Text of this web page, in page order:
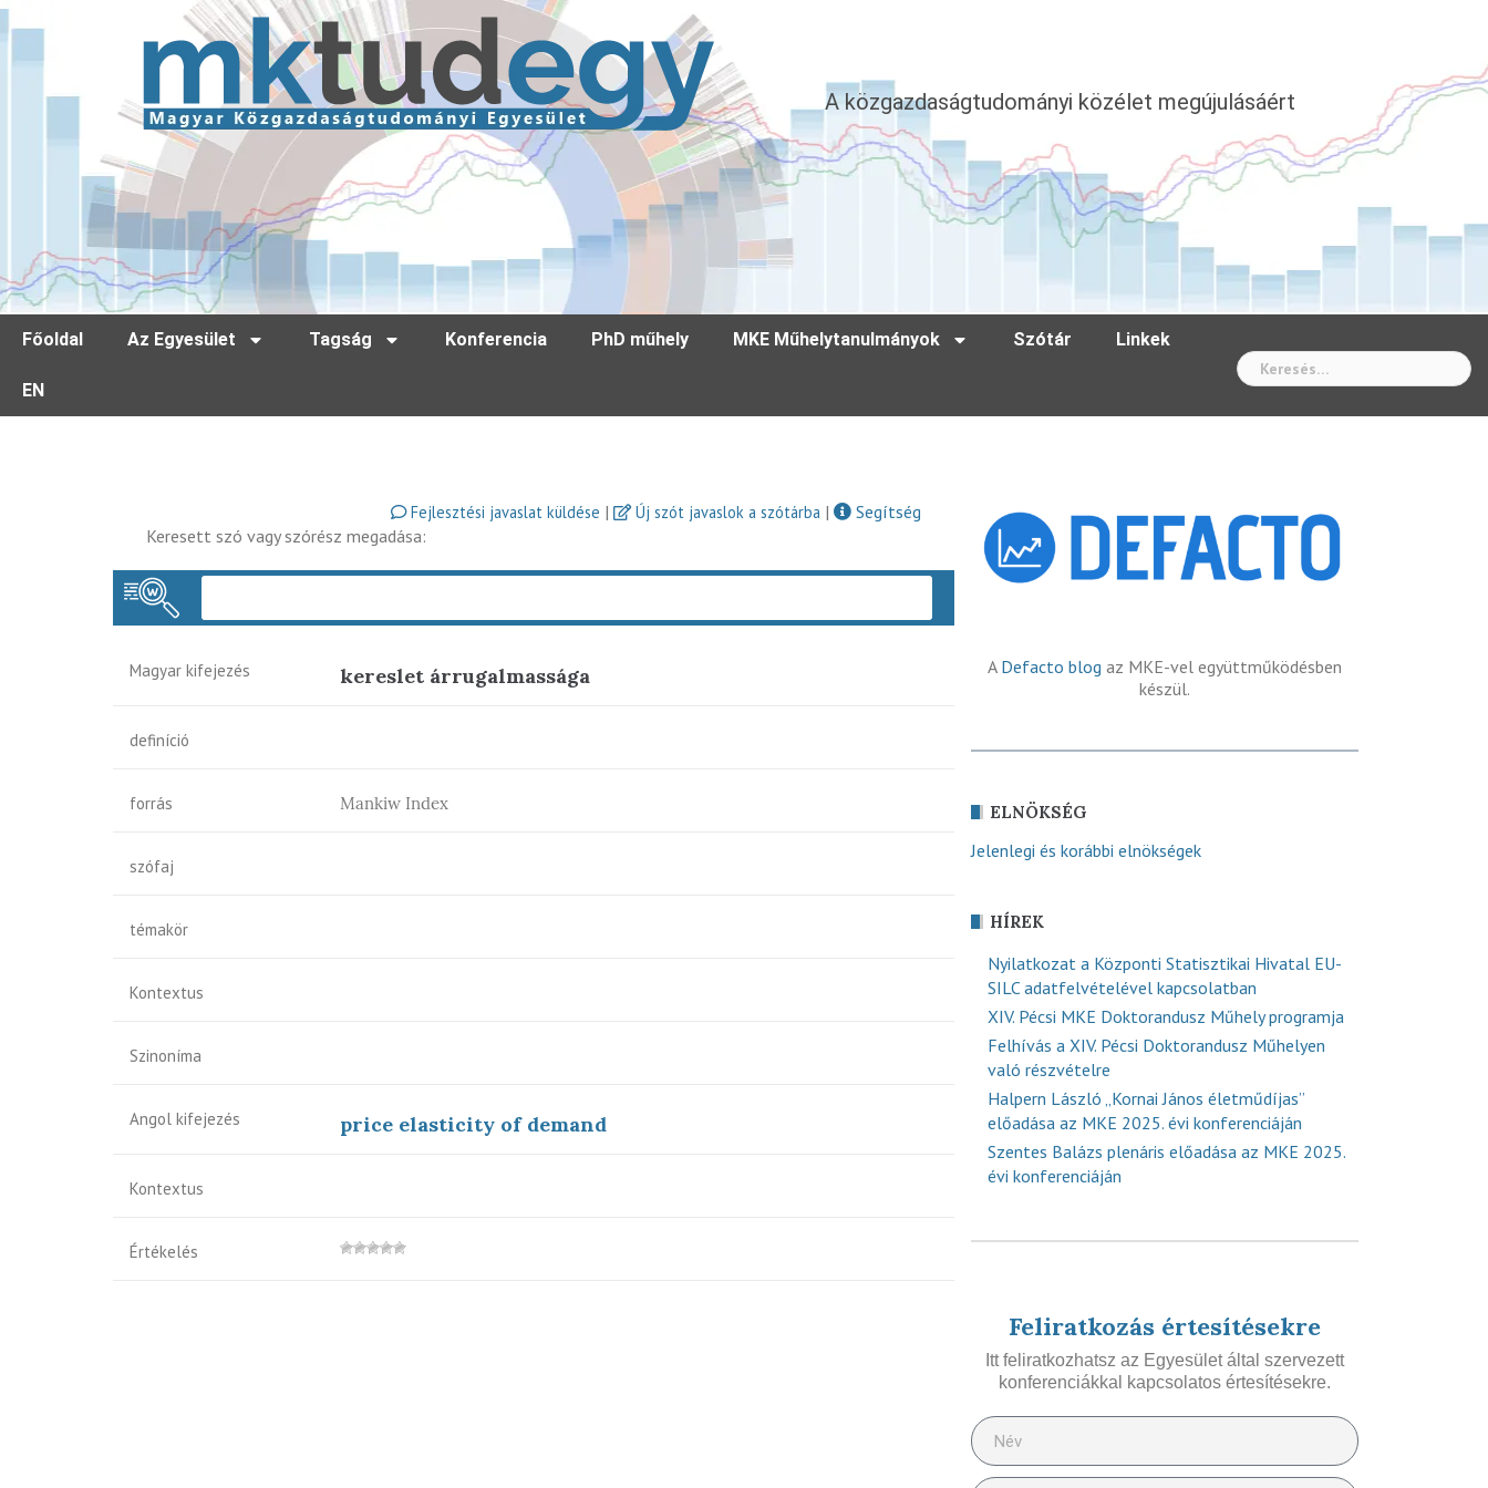
A közgazdaságtudományi közélet megújulásáért
Főoldal Az Egyesület Tagság Konferencia PhD műhely MKE Műhelytanulmányok Szótár Linkek
EN
Fejlesztési javaslat küldése | Új szót javaslok a szótárba |
Segítség
Keresett szó vagy szórész megadása:
Magyar kifejezés kereslet árrugalmassága
definíció
forrás Mankiw Index
szófaj
témakör
Kontextus
Szinoníma
Angol kifejezés price elasticity of demand
Kontextus
Értékelés
A Defacto blog az MKE-vel együttműködésben
készül.
ELNÖKSÉG
Jelenlegi és korábbi elnökségek
HÍREK
Nyilatkozat a Központi Statisztikai Hivatal EU-
SILC adatfelvételével kapcsolatban
XIV. Pécsi MKE Doktorandusz Műhely programja
Felhívás a XIV. Pécsi Doktorandusz Műhelyen
való részvételre
Halpern László „Kornai János életműdíjas”
előadása az MKE 2025. évi konferenciáján
Szentes Balázs plenáris előadása az MKE 2025.
évi konferenciáján
Feliratkozás értesítésekre
Itt feliratkozhatsz az Egyesület által szervezett
konferenciákkal kapcsolatos értesítésekre.